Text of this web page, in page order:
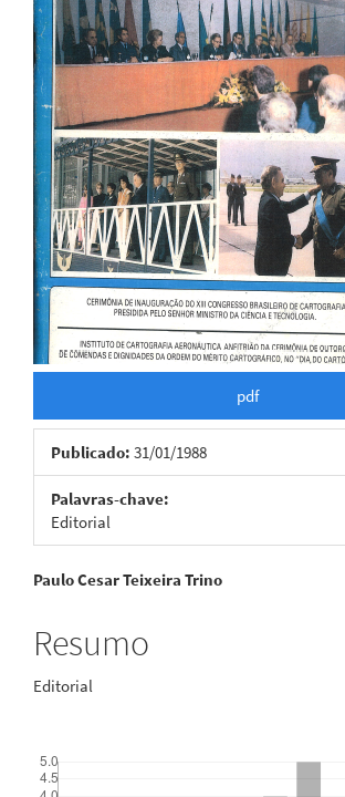
pdf
Publicado: 31/01/1988
Palavras-chave:
Editorial
Conteúdo
do
artigo
principal
Paulo Cesar Teixeira Trino
Resumo
Editorial